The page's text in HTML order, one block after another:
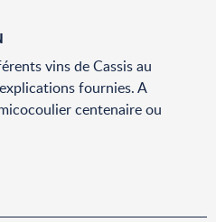
vins de Cassis au
fournies. A
centenaire ou